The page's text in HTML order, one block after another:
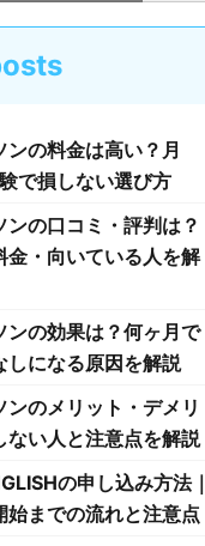
ンの料金は高い？月
で損しない選び方
ンの口コミ・評判は？
金・向いている人を解
ンの効果は？何ヶ月で
しになる原因を解説
ンのメリット・デメリ
ない人と注意点を解説
の申し込み方法｜
始までの流れと注意点